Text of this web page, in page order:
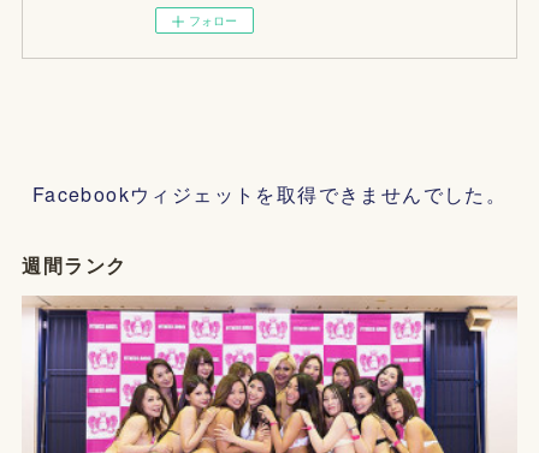
フォロー
Facebookウィジェットを取得できませんでした。
週間ランク